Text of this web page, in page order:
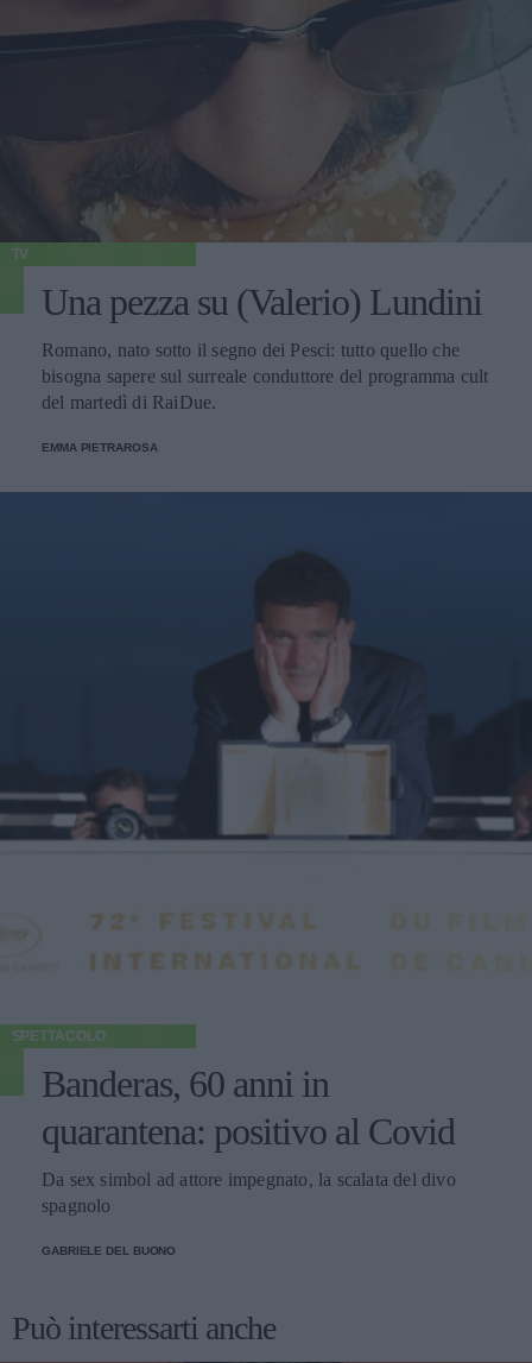
TV
Una pezza su (Valerio) Lundini
Romano, nato sotto il segno dei Pesci: tutto quello che
bisogna sapere sul surreale conduttore del programma cult
del martedì di RaiDue.
EMMA PIETRAROSA
SPETTACOLO
Banderas, 60 anni in
quarantena: positivo al Covid
Da sex simbol ad attore impegnato, la scalata del divo
spagnolo
GABRIELE DEL BUONO
Può interessarti anche